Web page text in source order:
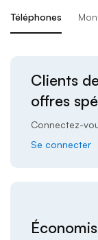
Téléphones
Clients
offres
Connectez-
Se connecter
footnote